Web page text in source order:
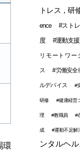
環
トレス，研
ence
#スト
度
#運動支援
リモートワー
ス #労働安全
ルデバイス #
研修 #健康経営
理 #教職員 #
成 #運動不足解
ンタルヘ